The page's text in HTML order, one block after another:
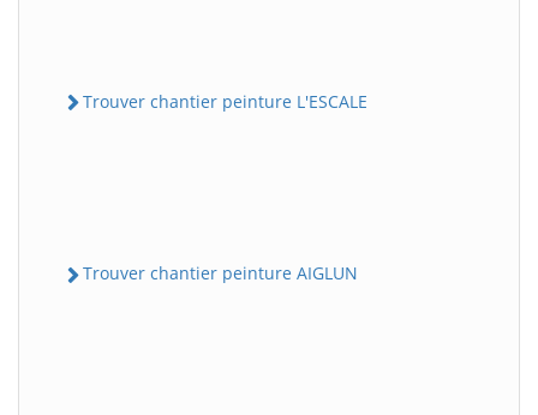
Trouver chantier peinture L'ESCALE
Trouver chantier peinture AIGLUN